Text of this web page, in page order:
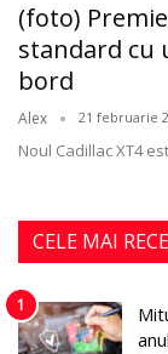
(foto)
standard cu
bord
Alex 21 februarie
Noul Cadillac XT4
CELE MAI
1